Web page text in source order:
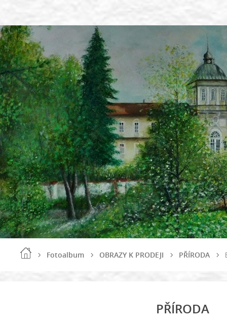
Fotoalbum OBRAZY K PRODEJI PŘÍRODA
PŘÍRODA